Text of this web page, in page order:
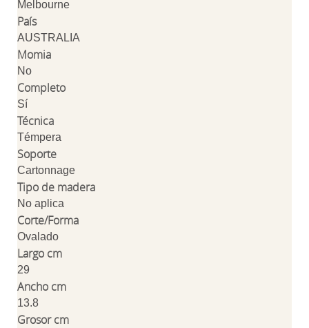
Melbourne
País
AUSTRALIA
Momia
No
Completo
Sí
Técnica
Témpera
Soporte
Cartonnage
Tipo de madera
No aplica
Corte/Forma
Ovalado
Largo cm
29
Ancho cm
13.8
Grosor cm